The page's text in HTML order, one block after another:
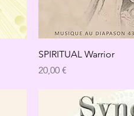
SPIRITUAL Warrior
Preis
20,00 €